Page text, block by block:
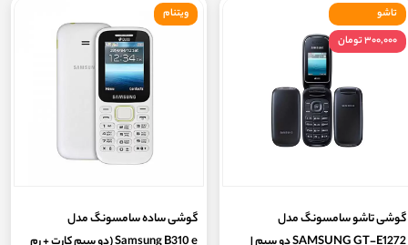
گوشی تاشو سامسونگ مدل
تاشو
۳۰۰,۰۰۰ تومان
گوشی ساده سامسونگ مدل
ویتنام